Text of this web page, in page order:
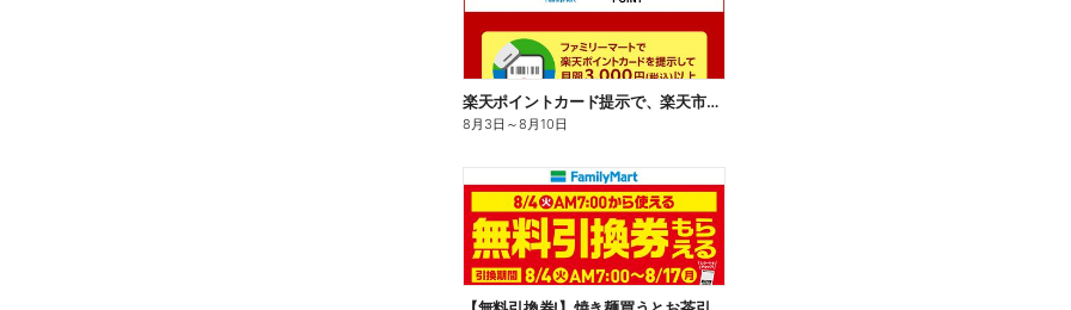
楽天ポイントカード提示で、楽天市場でのお買い物がおトクに!
8月3日 ～8月10日